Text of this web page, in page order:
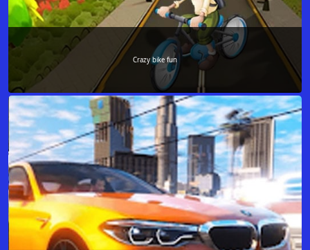
Crazy bike fun